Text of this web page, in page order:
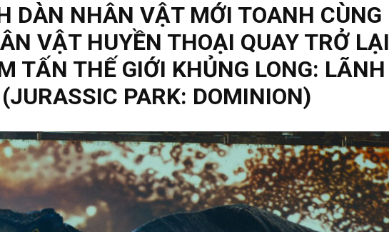
DÀN NHÂN VẬT MỚI TOANH CÙNG
VẬT HUYỀN THOẠI QUAY TRỞ LẠI
TẤN THẾ GIỚI KHỦNG LONG: LÃNH
PARK: DOMINION)